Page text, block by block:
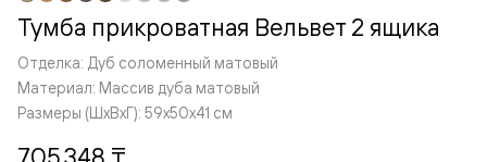
Тумба прикроватная Вельвет 2 ящика
Отделка: Дуб соломенный матовый
Материал: Массив дуба матовый
Размеры (ШxВxГ): 59x50x41 см
705 348 ₸